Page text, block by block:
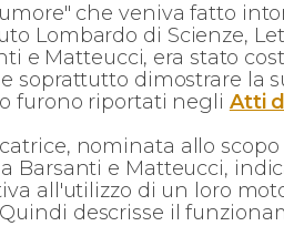
che veniva fatto
Lombardo di Scienze,
e Matteucci, era stato
soprattutto dimostrare la
furono riportati negli Atti
nominata allo
Barsanti e Matteucci,
all'utilizzo di un loro
descrisse il